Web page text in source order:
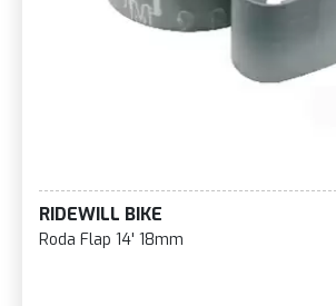
RIDEWILL BIKE
Roda Flap 14' 18mm